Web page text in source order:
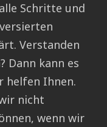
Schritte und
Verstanden
Dann kann es
helfen Ihnen.
nicht
wenn wir